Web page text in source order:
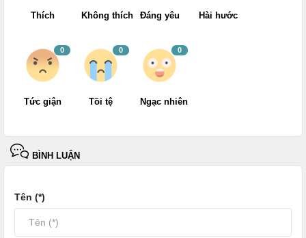
Thích Không thích Đáng yêu Hài hước
0
Tức giận
0
Tồi tệ
0
Ngạc nhiên
BÌNH LUẬN
Tên (*)